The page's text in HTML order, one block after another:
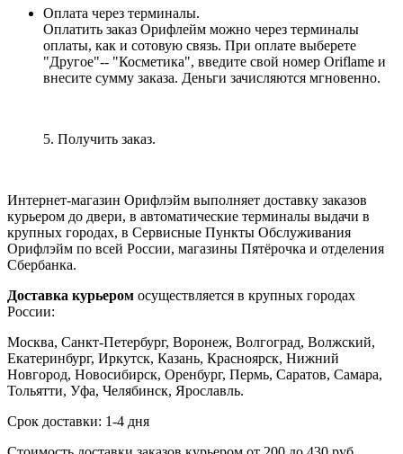
Оплата через терминалы.
Оплатить заказ Орифлейм можно через терминалы
оплаты, как и сотовую связь. При оплате выберете
"Другое"-- "Косметика", введите свой номер Oriflame и
внесите сумму заказа. Деньги зачисляются мгновенно.
5. Получить заказ.
Интернет-магазин Орифлэйм выполняет доставку заказов
курьером до двери, в автоматические терминалы выдачи в
крупных городах, в Сервисные Пункты Обслуживания
Орифлэйм по всей России, магазины Пятёрочка и отделения
Сбербанка.
Доставка курьером осуществляется в крупных городах
России:
Москва, Санкт-Петербург, Воронеж, Волгоград, Волжский,
Екатеринбург, Иркутск, Казань, Красноярск, Нижний
Новгород, Новосибирск, Оренбург, Пермь, Саратов, Самара,
Тольятти, Уфа, Челябинск, Ярославль.
Срок доставки: 1-4 дня